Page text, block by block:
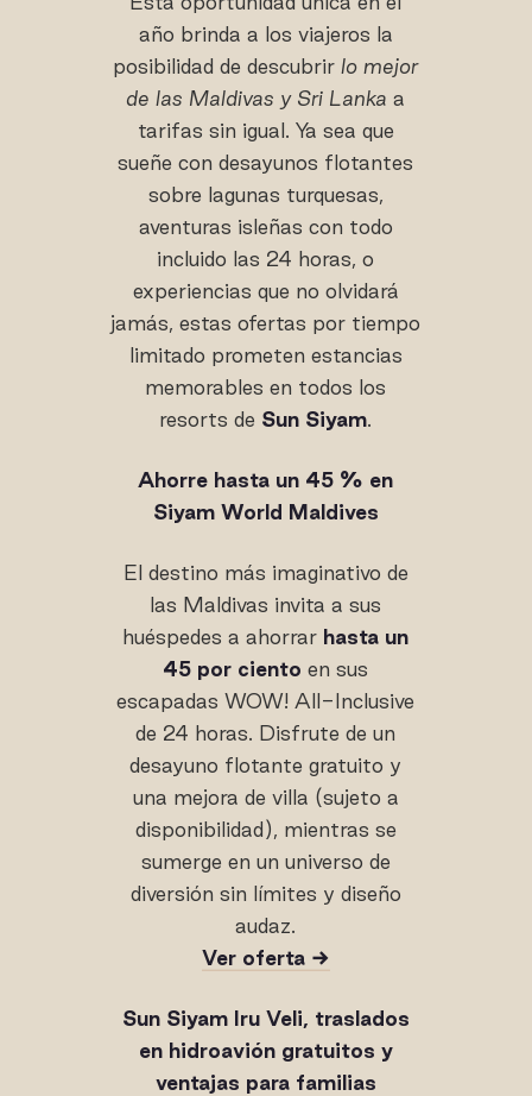
año brinda a los viajeros la
posibilidad de descubrirlo mejor
de las Maldivas y Sri Lanka a
tarifas sin igual. Ya sea que
sueñe con desayunos flotantes
sobre lagunas turquesas,
aventuras isleñas con todo
incluido las 24 horas, o
experiencias que no olvidará
jamás, estas ofertas por tiempo
limitado prometen estancias
memorables en todos los
resorts de Sun Siyam.
Ahorre hasta un 45 % en
Siyam World Maldives
El destino más imaginativo de
las Maldivas invita a sus
huéspedes a ahorrar hasta un
45 por ciento en sus
escapadas WOW! All-Inclusive
de 24 horas. Disfrute de un
desayuno flotante gratuito y
una mejora de villa (sujeto a
disponibilidad), mientras se
sumerge en un universo de
diversión sin límites y diseño
audaz.
Ver oferta →
Sun Siyam Iru Veli, traslados
en hidroavión gratuitos y
ventajas para familias